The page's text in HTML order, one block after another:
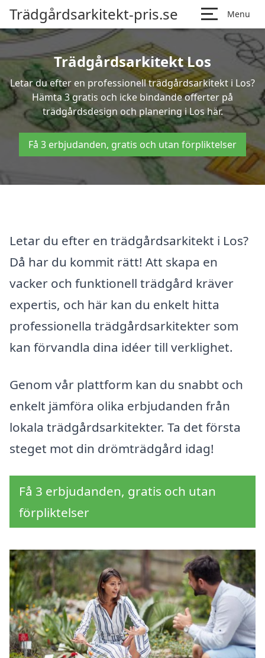
Trädgårdsarkitekt-pris.se Menu
Trädgårdsarkitekt Los
Letar du efter en professionell trädgårdsarkitekt i Los?
Hämta 3 gratis och icke bindande offerter på
trädgårdsdesign och planering i Los här.
Få 3 erbjudanden, gratis och utan förpliktelser
Letar du efter en trädgårdsarkitekt i Los?
Då har du kommit rätt! Att skapa en
vacker och funktionell trädgård kräver
expertis, och här kan du enkelt hitta
professionella trädgårdsarkitekter som
kan förvandla dina idéer till verklighet.
Genom vår plattform kan du snabbt och
enkelt jämföra olika erbjudanden från
lokala trädgårdsarkitekter. Ta det första
steget mot din drömträdgård idag!
Få 3 erbjudanden, gratis och utan
förpliktelser